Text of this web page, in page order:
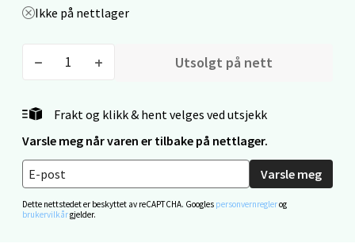
Ikke på nettlager
Utsolgt på nett
Frakt og klikk & hent velges ved utsjekk
Varsle meg når varen er tilbake på nettlager.
Varsle meg
Dette nettstedet er beskyttet av reCAPTCHA. Googles personvernreglerog
brukervilkårgjelder.
Mandal - Alti Mandal
Åpent i dag 10-20
Mo i Rana - Thon Senter Mo i Rana